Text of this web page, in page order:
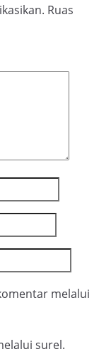
Ruas
melalui
surel.